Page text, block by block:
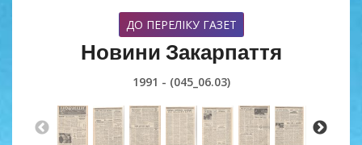
ДО ПЕРЕЛІКУ ГАЗЕТ
Новини Закарпаття
1991 - (045_06.03)